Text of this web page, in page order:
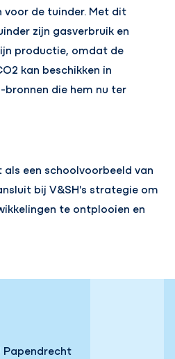
de tuinder. Met dit
zijn gasverbruik en
productie, omdat de
kan beschikken in
die hem nu ter
een schoolvoorbeeld van
bij V&SH's strategie om
te ontplooien en
Papendrecht